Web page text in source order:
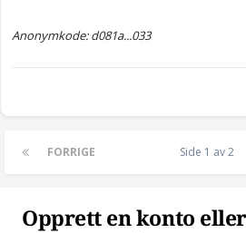
Anonymkode: d081a...033
FORRIGE Side 1 av 2
Opprett en konto